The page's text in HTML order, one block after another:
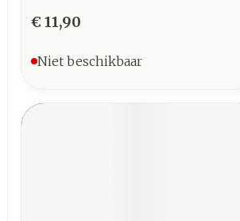
€ 11,90
Niet beschikbaar